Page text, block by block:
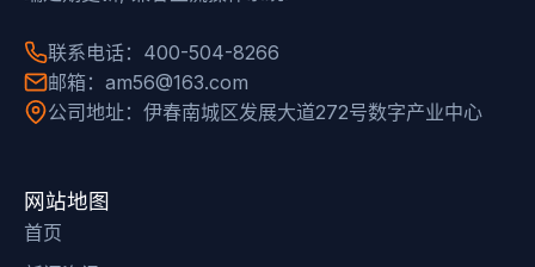
联系电话：400-504-8266
邮箱：am56@163.com
公司地址：伊春南城区发展大道272号数字产业中心
网站地图
首页